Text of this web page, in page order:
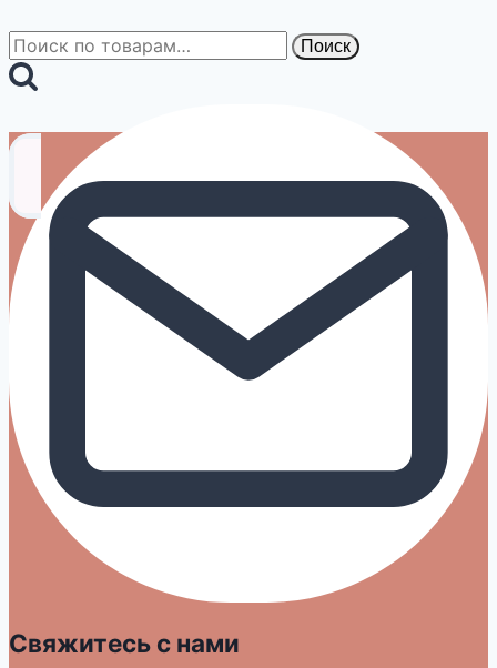
Искать: Поиск
Свяжитесь с нами